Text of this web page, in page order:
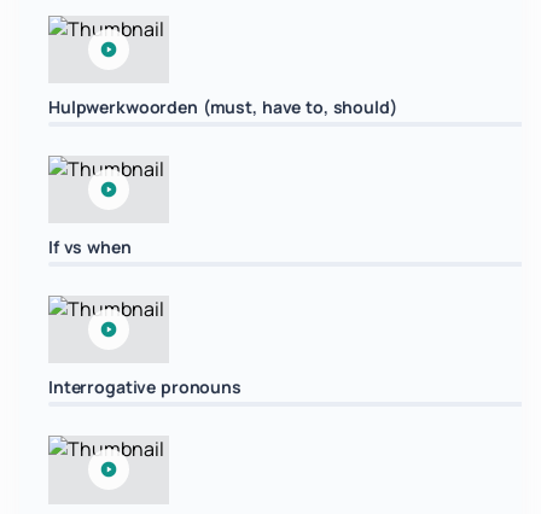
Hulpwerkwoorden (must, have to, should)
If vs when
Interrogative pronouns